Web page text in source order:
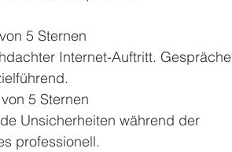
5 Sternen
Internet-Auftritt. Gespräche
5 Sternen
Unsicherheiten während der
professionell.